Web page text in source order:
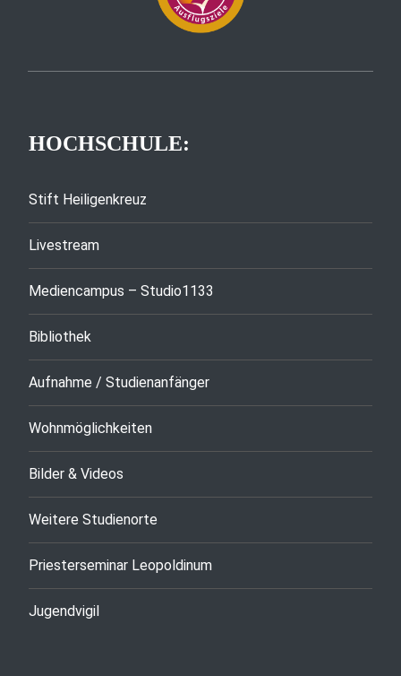
HOCHSCHULE:
Stift Heiligenkreuz
Livestream
Mediencampus – Studio1133
Bibliothek
Aufnahme / Studienanfänger
Wohnmöglichkeiten
Bilder & Videos
Weitere Studienorte
Priesterseminar Leopoldinum
Jugendvigil